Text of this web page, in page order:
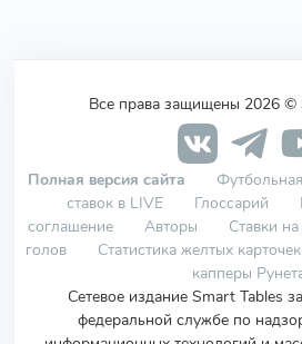
Все права защищены 2026 ©
Полная версия сайта
ставок в LIVE
Глоссарий
соглашение
Авторы Ставки
голов
Статистика желтых карточек
капперы
Сетевое издание Smart Tables
федеральной службе по